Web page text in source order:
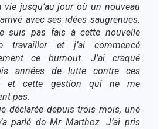
vie jusqu’au jour où un nouveau
avec ses idées saugrenues.
suis pas fais à cette nouvelle
travailler et j’ai commencé
ce burnout. J’ai craqué
années de lutte contre ces
et cette gestion qui ne me
pas.
déclarée depuis trois mois, une
parlé de Mr Marthoz. J’ai pris